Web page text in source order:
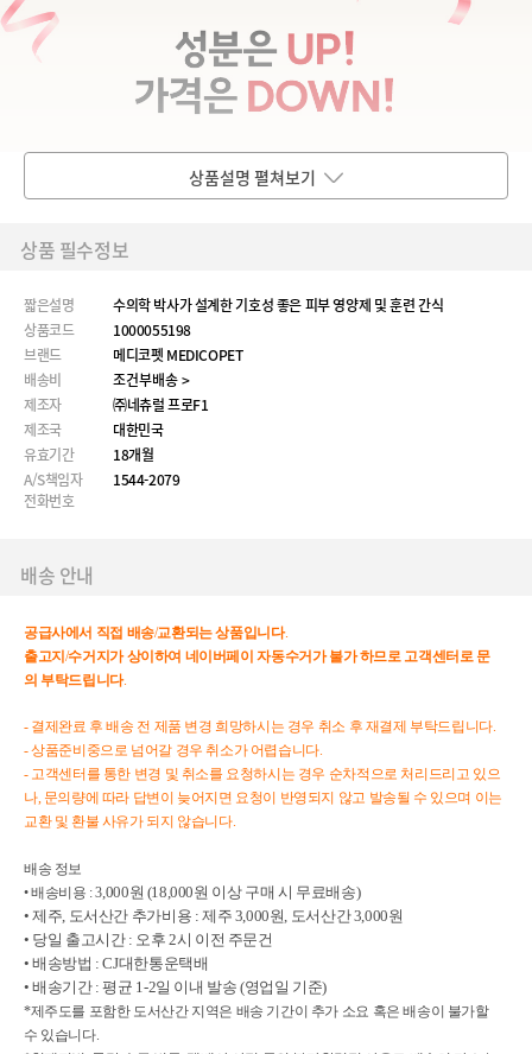
상품설명 펼쳐보기
상품 필수정보
짧은설명
수의학 박사가 설계한 기호성 좋은 피부 영양제 및 훈련 간식
상품코드
1000055198
브랜드
메디코펫 MEDICOPET
배송비
조건부배송 >
제조자
㈜네츄럴 프로F1
제조국
대한민국
유효기간
18개월
A/S책임자
전화번호
1544-2079
배송 안내
공급사에서 직접 배송/교환되는상품입니다.
출고지 /수거지가 상이하여 네이버페이 자동수거가 불가하므로고객센터로문
의 부탁드립니다.
- 결제완료 후 배송 전 제품 변경 희망하시는 경우 취소 후 재결제 부탁드립니다.
- 상품준비중으로 넘어갈 경우 취소가 어렵습니다.
- 고객센터를 통한 변경 및 취소를 요청하시는 경우 순차적으로 처리드리고 있으
나, 문의량에 따라 답변이 늦어지면 요청이 반영되지 않고 발송될 수 있으며 이는
교환 및 환불 사유가 되지 않습니다.
배송 정보
• 배송비용 : 3,000원 (18,000원 이상 구매 시 무료배송)
• 제주, 도서산간 추가비용 : 제주 3,000원, 도서산간 3,000원
• 당일 출고시간 : 오후 2시 이전 주문건
• 배송방법 : CJ대한통운택배
• 배송기간 : 평균 1-2일 이내 발송 (영업일 기준)
*제주도를 포함한 도서산간 지역은 배송 기간이 추가 소요 혹은 배송이 불가할
수 있습니다.